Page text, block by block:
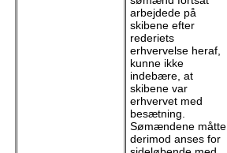
arbejdede på
skibene efter
rederiets
erhvervelse heraf,
kunne ikke
indebære, at
skibene var
erhvervet med
besætning.
Sømændene måtte
derimod anses for